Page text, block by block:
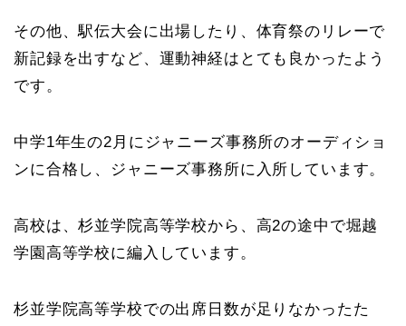
その他、駅伝大会に出場したり、体育祭のリレーで
新記録を出すなど、運動神経はとても良かったよう
です。
中学1年生の2月にジャニーズ事務所のオーディショ
ンに合格し、ジャニーズ事務所に入所しています。
高校は、杉並学院高等学校から、高2の途中で堀越
学園高等学校に編入しています。
杉並学院高等学校での出席日数が足りなかったた